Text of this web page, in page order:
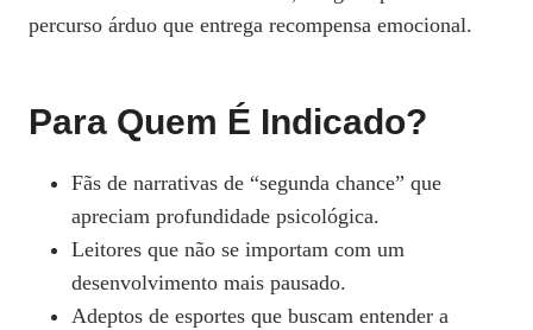
percurso árduo que entrega recompensa emocional.
Para Quem É Indicado?
Fãs de narrativas de “segunda chance” que
apreciam profundidade psicológica.
Leitores que não se importam com um
desenvolvimento mais pausado.
Adeptos de esportes que buscam entender a